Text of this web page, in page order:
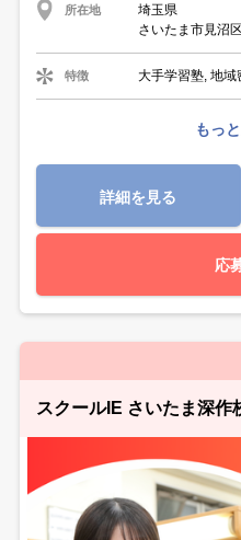
所在地
埼玉県
さいたま市見沼
特徴 大手学習塾, 地域
もっ
詳細を見る
応
スクールIE さいたま深作